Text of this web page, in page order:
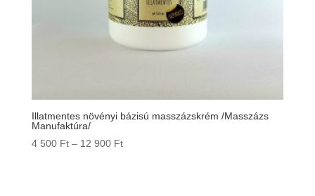
Illatmentes növényi bázisú masszázskrém /Masszázs
Manufaktúra/
4 500 Ft – 12 900 FtÁrtartomány: